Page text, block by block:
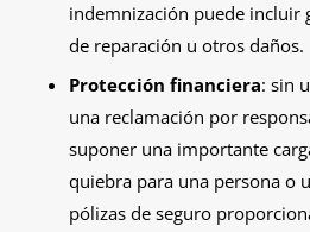
indemnización puede incluir
de reparación u otros daños.
Protección financiera: sin
una reclamación por
suponer una importante
quiebra para una persona o
pólizas de seguro